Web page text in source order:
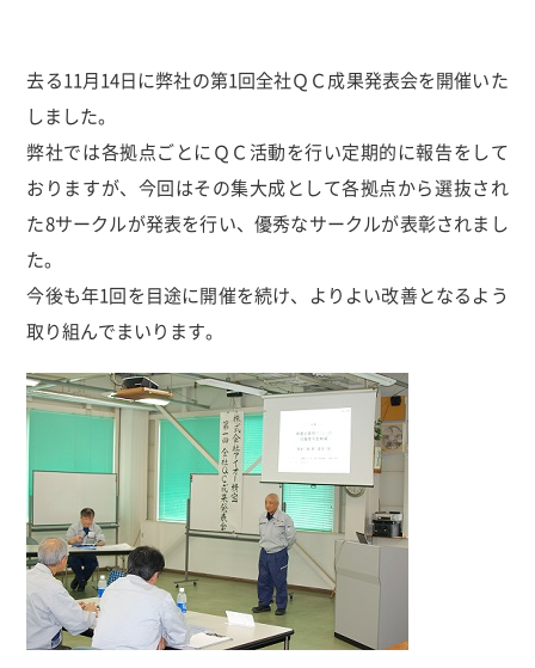
去る11月14日に弊社の第1回全社ＱＣ成果発表会を開催いた
しました。
弊社では各拠点ごとにＱＣ活動を行い定期的に報告をして
おりますが、今回はその集大成として各拠点から選抜され
た8サークルが発表を行い、優秀なサークルが表彰されまし
た。
今後も年1回を目途に開催を続け、よりよい改善となるよう
取り組んでまいります。